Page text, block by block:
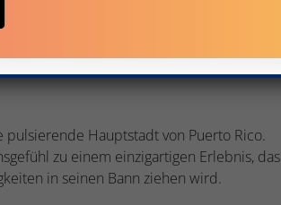
pulsierende Hauptstadt von Puerto Rico.
zu einem einzigartigen Erlebnis, das
in seinen Bann ziehen wird.